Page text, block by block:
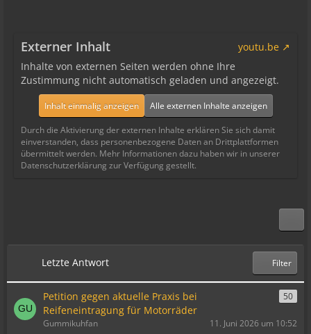
Externer Inhalt
youtu.be
Inhalte von externen Seiten werden ohne Ihre
Zustimmung nicht automatisch geladen und angezeigt.
Inhalt einmalig anzeigen Alle externen Inhalte anzeigen
Durch die Aktivierung der externen Inhalte erklären Sie sich damit
einverstanden, dass personenbezogene Daten an Drittplattformen
übermittelt werden. Mehr Informationen dazu haben wir in unserer
Datenschutzerklärung zur Verfügung gestellt.
Letzte Antwort Filter
Petition gegen aktuelle Praxis bei
Reifeneintragung für Motorräder
50
Gummikuhfan 11. Juni 2026 um 10:52